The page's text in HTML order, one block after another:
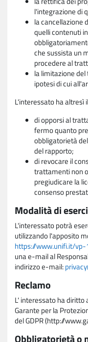
l'integrazione di
la cancellazione
quelli contenuti
che sussista un
procedere al
la limitazione
ipotesi di cui
L'interessato ha altresì
di opporsi al
fermo quanto
obbligatorietà
del rapporto;
di revocare il
trattamenti non
pregiudicare la
consenso
Modalità di
L'interessato potrà
utilizzando l'apposito
https://www.unifi.it/
una e-mail al
indirizzo e-mail:
Reclamo
L' interessato ha
Garante per la
del GDPR (http://
Obbligatorietà o